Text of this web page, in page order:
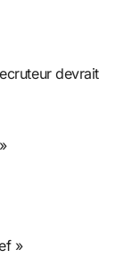
devrait
»